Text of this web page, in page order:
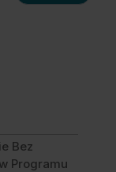
Bez
Programu